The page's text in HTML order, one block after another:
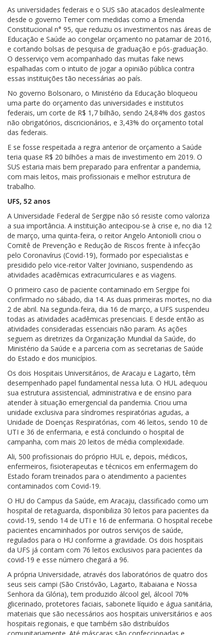
As universidades federais e o SUS são atacados deslealmente
desde o governo Temer com medidas como a Emenda
Constitucional n° 95, que reduziu os investimentos nas áreas de
Educação e Saúde ao congelar orçamento no patamar de 2016,
e cortando bolsas de pesquisa de graduação e pós-graduação.
O desserviço vem acompanhado das muitas fake news
espalhadas com o intuito de jogar a opinião pública contra
essas instituições tão necessárias ao país.
No governo Bolsonaro, o Ministério da Educação bloqueou
uma parte do orçamento das universidades e institutos
federais, um corte de R$ 1,7 bilhão, sendo 24,84% dos gastos
não obrigatórios, discricionários, e 3,43% do orçamento total
das federais.
E se fosse respeitada a regra anterior de orçamento a Saúde
teria quase R$ 20 bilhões a mais de investimento em 2019. O
SUS estaria mais bem preparado para enfrentar a pandemia,
com mais leitos, mais profissionais e melhor estrutura de
trabalho.
UFS, 52 anos
A Universidade Federal de Sergipe não só resiste como valoriza
a sua importância. A instituição antecipou-se à crise e, no dia 12
de março, uma quinta-feira, o reitor Angelo Antoniolli criou o
Comitê de Prevenção e Redução de Riscos frente à infecção
pelo Coronavírus (Covid-19), formado por especialistas e
presidido pelo vice-reitor Valter Joviniano, suspendendo as
atividades acadêmicas extracurriculares e as viagens.
O primeiro caso de paciente contaminado em Sergipe foi
confirmado no sábado, dia 14. As duas primeiras mortes, no dia
2 de abril. Na segunda-feira, dia 16 de março, a UFS suspendeu
todas as atividades acadêmicas presenciais. E desde então as
atividades consideradas essenciais não param. As ações
seguem as diretrizes da Organização Mundial da Saúde, do
Ministério da Saúde e a parceria com as secretarias de Saúde
do Estado e dos municípios.
Os dois Hospitais Universitários, de Aracaju e Lagarto, têm
desempenhado papel fundamental nessa luta. O HUL adequou
sua estrutura assistencial, administrativa e de ensino para
atender à situação emergencial da pandemia. Criou uma
unidade exclusiva para síndromes respiratórias agudas, a
Unidade de Doenças Respiratórias, com 46 leitos, sendo 10 de
UTI e 36 de enfermaria, e está concluindo o hospital de
campanha, com mais 20 leitos de média complexidade.
Ali, 500 profissionais do próprio HUL e, depois, médicos,
enfermeiros, fisioterapeutas e técnicos em enfermagem do
Estado foram treinados para o atendimento a pacientes
contaminados com Covid-19.
O HU do Campus da Saúde, em Aracaju, classificado como um
hospital de retaguarda, disponibiliza 30 leitos para pacientes da
covid-19, sendo 14 de UTI e 16 de enfermaria. O hospital recebe
pacientes encaminhados por outros serviços de saúde,
regulados para o HU conforme a gravidade. Os dois hospitais
da UFS já contam com 76 leitos exclusivos para pacientes da
covid-19 e esse número chegará a 96.
A própria Universidade, através dos laboratórios de quatro dos
seus seis campi (São Cristóvão, Lagarto, Itabaiana e Nossa
Senhora da Glória), tem produzido álcool gel, álcool 70%
glicerinado, protetores faciais, sabonete líquido e água sanitária,
materiais que são necessários aos hospitais universitários e aos
hospitais regionais, e que também são distribuídos
comunitariamente. Até máscaras são confeccionadas e